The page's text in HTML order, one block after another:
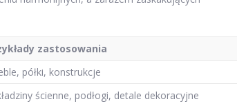
zastosowania
półki, konstrukcje
ścienne, podłogi, detale dekoracyjne